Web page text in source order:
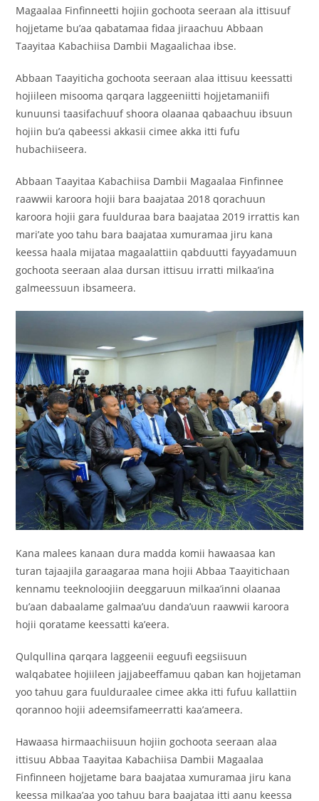
Magaalaa Finfinneetti hojiin gochoota seeraan ala ittisuuf
hojjetame bu’aa qabatamaa fidaa jiraachuu Abbaan
Taayitaa Kabachiisa Dambii Magaalichaa ibse.
Abbaan Taayiticha gochoota seeraan alaa ittisuu keessatti
hojiileen misooma qarqara laggeeniitti hojjetamaniifi
kunuunsi taasifachuuf shoora olaanaa qabaachuu ibsuun
hojiin bu’a qabeessi akkasii cimee akka itti fufu
hubachiiseera.
Abbaan Taayitaa Kabachiisa Dambii Magaalaa Finfinnee
raawwii karoora hojii bara baajataa 2018 qorachuun
karoora hojii gara fuulduraa bara baajataa 2019 irrattis kan
mari’ate yoo tahu bara baajataa xumuramaa jiru kana
keessa haala mijataa magaalattiin qabduutti fayyadamuun
gochoota seeraan alaa dursan ittisuu irratti milkaa’ina
galmeessuun ibsameera.
Kana malees kanaan dura madda komii hawaasaa kan
turan tajaajila garaagaraa mana hojii Abbaa Taayitichaan
kennamu teeknoloojiin deeggaruun milkaa’inni olaanaa
bu’aan dabaalame galmaa’uu danda’uun raawwii karoora
hojii qoratame keessatti ka’eera.
Qulqullina qarqara laggeenii eeguufi eegsiisuun
walqabatee hojiileen jajjabeeffamuu qaban kan hojjetaman
yoo tahuu gara fuulduraalee cimee akka itti fufuu kallattiin
qorannoo hojii adeemsifameerratti kaa’ameera.
Hawaasa hirmaachiisuun hojiin gochoota seeraan alaa
ittisuu Abbaa Taayitaa Kabachiisa Dambii Magaalaa
Finfinneen hojjetame bara baajataa xumuramaa jiru kana
keessa milkaa’aa yoo tahuu bara baajataa itti aanu keessa